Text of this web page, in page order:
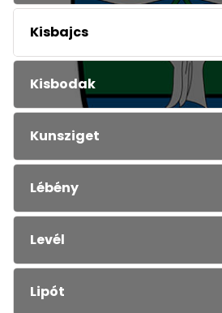
Kisbajcs
Kisbodak
Kunsziget
Lébény
Levél
Lipót